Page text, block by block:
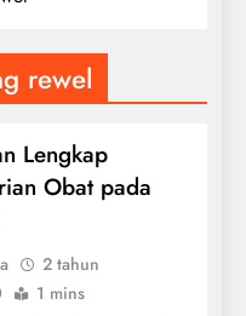
rewel
Lengkap
Obat pada
2 tahun
1 mins